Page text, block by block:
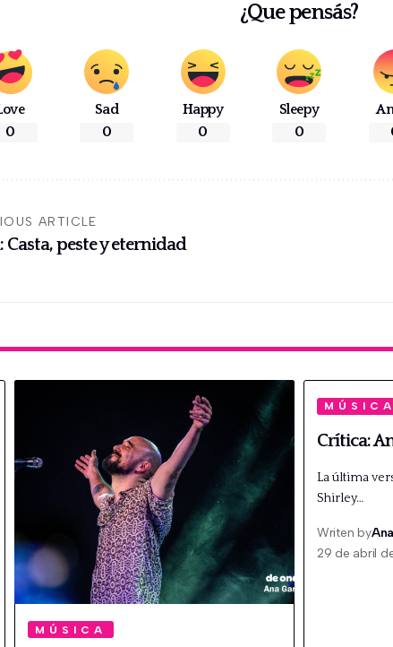
¿Que pensás?
0
Sad
0
Happy
0
Sleepy
0
ARTICLE
Casta, peste y eternidad
MÚSICA
MÚSICA
Crítica:
La última
Shirley…
Writen by
29 de abril